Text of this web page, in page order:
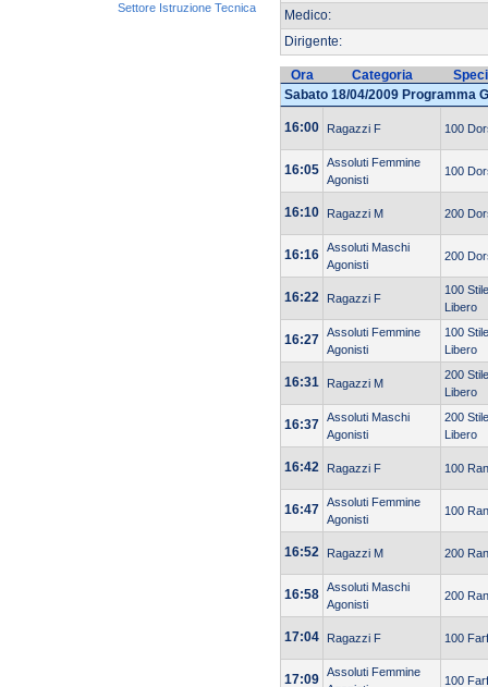
Medico:
Dirigente:
Ora Categoria
Sabato 18/04/2009 Programma
16:00 Ragazzi F 100
16:05 Assoluti Femmine
Agonisti
100
16:10 Ragazzi M 200
16:16 Assoluti Maschi
Agonisti
200
16:22 Ragazzi F
100 Stile
Libero
16:27 Assoluti Femmine
Agonisti
100 Stile
Libero
16:31 Ragazzi M
200 Stile
Libero
16:37 Assoluti Maschi
Agonisti
200 Stile
Libero
16:42 Ragazzi F 100
16:47 Assoluti Femmine
Agonisti
100
16:52 Ragazzi M 200
16:58 Assoluti Maschi
Agonisti
200
17:04 Ragazzi F 100
17:09 Assoluti Femmine
100